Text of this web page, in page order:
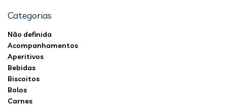
Categorias
Não definida
Acompanhamentos
Aperitivos
Bebidas
Biscoitos
Bolos
Carnes